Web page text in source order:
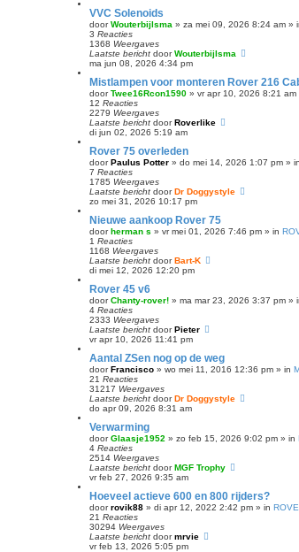
VVC Solenoids
doorWouterbijlsma » za mei 09, 2026 8:24 am »
3 Reacties
1368 Weergaves
Laatste bericht doorWouterbijlsma
ma jun 08, 2026 4:34 pm
Mistlampen voor monteren Rover 216
doorTwee16Rcon1590 » vr apr 10, 2026 8:21 am
12 Reacties
2279 Weergaves
Laatste bericht doorRoverlike
di jun 02, 2026 5:19 am
Rover 75 overleden
doorPaulus Potter » do mei 14, 2026 1:07 pm » in
7 Reacties
1785 Weergaves
Laatste bericht doorDr Doggystyle
zo mei 31, 2026 10:17 pm
Nieuwe aankoop Rover 75
doorherman s » vr mei 01, 2026 7:46 pm » in
1 Reacties
1168 Weergaves
Laatste bericht doorBart-K
di mei 12, 2026 12:20 pm
Rover 45 v6
doorChanty-rover! » ma mar 23, 2026 3:37 pm »
4 Reacties
2333 Weergaves
Laatste bericht doorPieter
vr apr 10, 2026 11:41 pm
Aantal ZSen nog op de weg
doorFrancisco » wo mei 11, 2016 12:36 pm » in
21 Reacties
31217 Weergaves
Laatste bericht doorDr Doggystyle
do apr 09, 2026 8:31 am
Verwarming
doorGlaasje1952 » zo feb 15, 2026 9:02 pm » in
4 Reacties
2514 Weergaves
Laatste bericht doorMGF Trophy
vr feb 27, 2026 9:35 am
Hoeveel actieve 600 en 800 rijders?
doorrovik88 » di apr 12, 2022 2:42 pm » in
21 Reacties
30294 Weergaves
Laatste bericht doormrvie
vr feb 13, 2026 5:05 pm